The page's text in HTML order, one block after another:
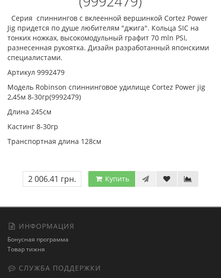
Cерия спиннингов с вклеенной вершинкой Cortez Power
Jig придется по душе любителям "джига". Кольца SIC на
тонких ножках, высокомодульный графит 70 mln PSI,
разнесенная рукоятка. Дизайн разработанный японскими
специалистами.
Артикул 9992479
Модель Robinson спиннинговое удилище Cortez Power jig
2,45м 8-30гр(9992479)
Длина 245см
Кастинг 8-30гр
Транспортная длина 128см
2 006.41 грн. Купить
ИНФОРМАЦИЯ
Бонусная программа
Товар тижня
СЛУЖБА ПОДДЕРЖКИ